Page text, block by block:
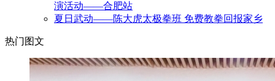
演活动——合肥站
夏日武动——陈大虎太极拳班 免费教拳回报家乡
热门图文